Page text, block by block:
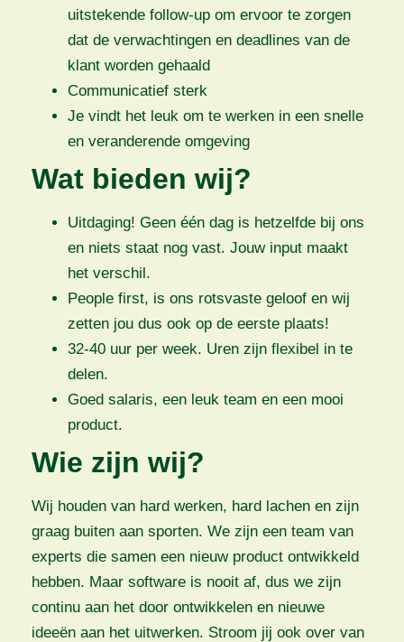
uitstekende follow-up om ervoor te zorgen
dat de verwachtingen en deadlines van de
klant worden gehaald
Communicatief sterk
Je vindt het leuk om te werken in een snelle
en veranderende omgeving
Wat bieden wij?
Uitdaging! Geen één dag is hetzelfde bij ons
en niets staat nog vast. Jouw input maakt
het verschil.
People first, is ons rotsvaste geloof en wij
zetten jou dus ook op de eerste plaats!
32-40 uur per week. Uren zijn flexibel in te
delen.
Goed salaris, een leuk team en een mooi
product.
Wie zijn wij?
Wij houden van hard werken, hard lachen en zijn
graag buiten aan sporten. We zijn een team van
experts die samen een nieuw product ontwikkeld
hebben. Maar software is nooit af, dus we zijn
continu aan het door ontwikkelen en nieuwe
ideeën aan het uitwerken. Stroom jij ook over van